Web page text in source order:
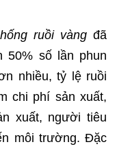
ruồi vàng đã
50% số lần phun
nhiều, tỷ lệ ruồi
chi phí sản xuất,
xuất, người tiêu
môi trường. Đặc